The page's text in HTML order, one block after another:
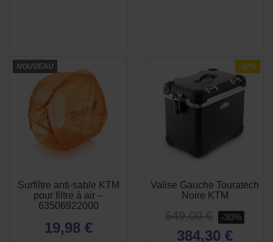
NOUVEAU
Surfiltre anti-sable KTM
pour filtre à air –
63506922000
19,98 €
-30%
Valise Gauche Touratech
Noire KTM
549,00 € -30%
384,30 €